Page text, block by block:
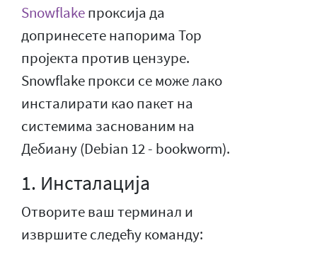
Snowflakeпроксија да
допринесете напорима Тор
пројекта против цензуре.
Snowflake прокси се може лако
инсталирати као пакет на
системима заснованим на
Дебиану (Debian 12 - bookworm).
1. Инсталација
Отворите ваш терминал и
извршите следећу команду: